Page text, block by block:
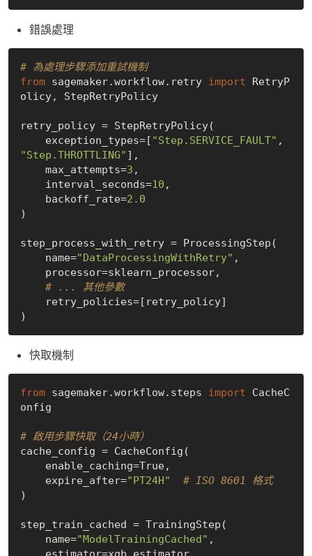
錯誤處理
# 為處理步驟添加重試機制
from sagemaker.workflow.retry import RetryP
olicy, StepRetryPolicy
retry_policy = StepRetryPolicy(
    exception_types=[
"Step.SERVICE_FAULT"
"Step.THROTTLING" ],
    max_attempts=
3 ,
    interval_seconds=
10 ,
    backoff_rate=
2.0
)
step_process_with_retry = ProcessingStep(
    name=
"DataProcessingWithRetry" ,
# ... 其他參數
快取機制
from sagemaker.workflow.steps import CacheC
onfig
# 啟用步驟快取（24小時）
cache_config = CacheConfig(
    enable_caching=
True,
    expire_after=
"PT24H"
# ISO 8601 格式
)
step_train_cached = TrainingStep(
    name=
"ModelTrainingCached" ,